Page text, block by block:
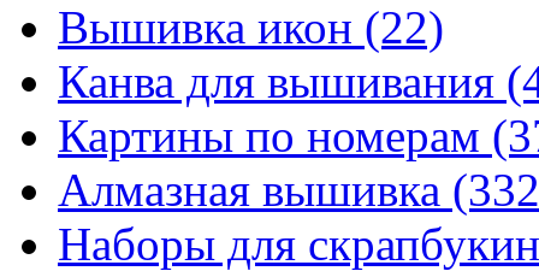
Вышивка икон (22)
Канва для вышивания
Картины по номерам
Алмазная вышивка
Наборы для